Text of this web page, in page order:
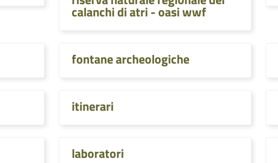
calanchi di atri - oasi wwf
fontane archeologiche
itinerari
laboratori